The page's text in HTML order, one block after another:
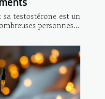
testostérone est un
personnes...